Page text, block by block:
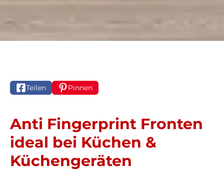
Teilen Pinnen
Anti Fingerprint Fronten
ideal bei Küchen &
Küchengeräten